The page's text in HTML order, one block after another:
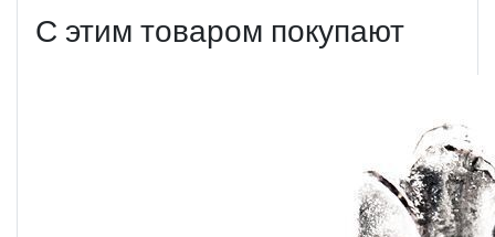
С этим товаром покупают